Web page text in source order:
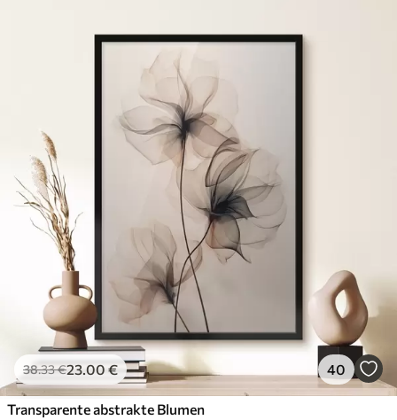
38.33€23.00 € 40
Transparente abstrakte Blumen